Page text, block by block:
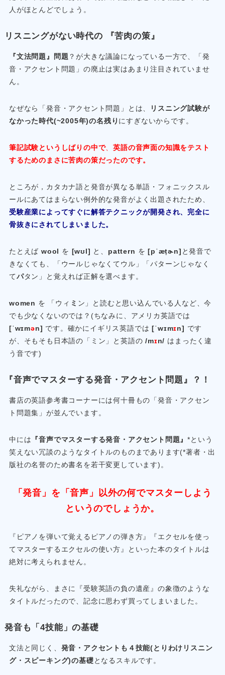
人がほとんどでしょう。
リスニングがない時代の 『苦肉の策』
『文法問題』問題 ？が大きな議論になっている一方で、「発
音・アクセント問題」の廃止は実はあまり注目されていませ
ん。
なぜなら「発音・アクセント問題」とは、
リスニング試験が
なかった時代(~2005年)の名残り にすぎないからです。
筆記試験というしばりの中で、英語の音声面の知識をテスト
するためのまさに苦肉の策だったのです。
ところが，カタカナ語と発音が異なる単語・フォニックスル
ールにあてはまらない例外的な発音がよく出題されたため、
受験産業によってすぐに解答テクニックが開発され、完全に
骨抜きにされてしまいました。
たとえば wool を [wʊl] と、 pattern を[pˈæṭɚn] と発音で
きなくても、「ウールじゃなくてウル」「パターンじゃなく
てパタン」と覚えれば正解を選べます。
women を 「ウィ ミ ン」と読むと思い込んでいる人など、今
でも少なくないのでは？(ちなみに、アメリカ英語では
[ˈwɪmən] です。確かにイギリス英語では[ˈwɪmɪn] です
が、そもそも日本語の「ミン」と英語の/mɪn/ はまったく違
う音です)
『音声でマスターする発音・アクセント問題』？！
書店の英語参考書コーナーには何十冊もの「発音・アクセン
ト問題集」が並んでいます。
中には 『音声でマスターする発音・アクセント問題』*という
笑えない冗談のようなタイトルのものまであります(*著者・出
版社の名誉のため書名を若干変更しています)。
「発音」を「音声」以外の何でマスターしよう
というのでしょうか。
『ピアノを弾いて覚えるピアノの弾き方』『エクセルを使っ
てマスターするエクセルの使い方』といった本のタイトルは
絶対に考えられません。
失礼ながら、まさに『受験英語の負の遺産』の象徴のような
タイトルだったので、記念に思わず買ってしまいました。
発音も「4技能」の基礎
文法と同じく、 発音・アクセントも４技能(とりわけリスニン
グ・スピーキング)の基礎となるスキルです。